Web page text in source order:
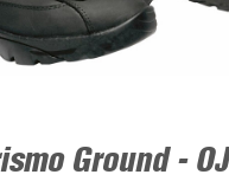
Ground - OJ